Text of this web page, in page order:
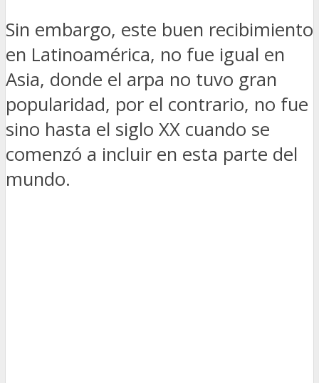
Sin embargo, este buen recibimiento
en Latinoamérica, no fue igual en
Asia, donde el arpa no tuvo gran
popularidad, por el contrario, no fue
sino hasta el siglo XX cuando se
comenzó a incluir en esta parte del
mundo.